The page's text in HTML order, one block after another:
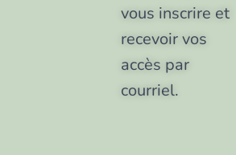
vous inscrire et
recevoir vos
accès par
courriel.